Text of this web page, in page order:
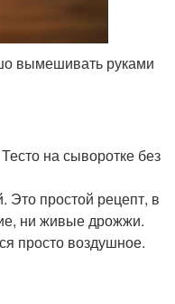
вымешивать руками
на сыворотке без
Это простой рецепт, в
ни живые дрожжи.
просто воздушное.